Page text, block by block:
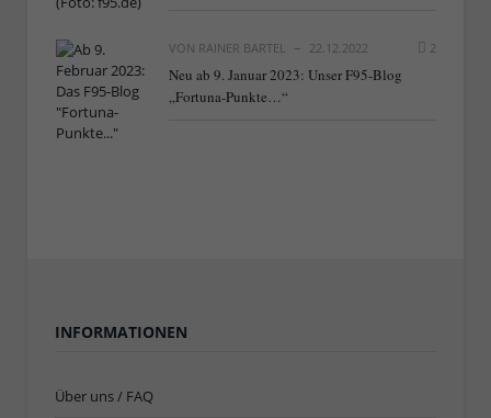
VON RAINER BARTEL 22.12.2022 2
Neu ab 9. Januar 2023: Unser F95-Blog
„Fortuna-Punkte…“
INFORMATIONEN
Über uns / FAQ